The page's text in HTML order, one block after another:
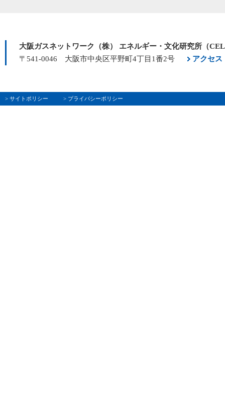
大阪ガスネットワーク（株） エネルギー・文化研究所（
〒541-0046 大阪市中央区平野町4丁目1番2号
アクセス
> サイトポリシー > プライバシーポリシー